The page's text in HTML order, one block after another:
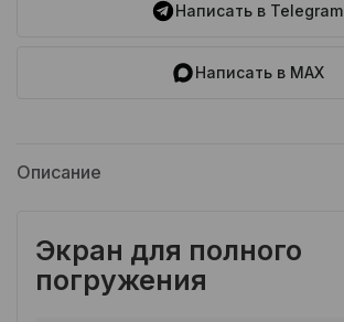
Написать в Telegram
Написать в MAX
Описание
Экран для полного
погружения